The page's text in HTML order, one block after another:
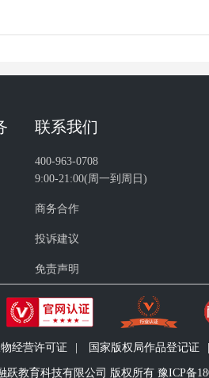
联系我们
400-963-0708
9:00-21:00(周一到周日)
商务合作
投诉建议
免责声明
经营许可证 国家版权局作品登记证
跃教育科技有限公司 版权所有 豫ICP备